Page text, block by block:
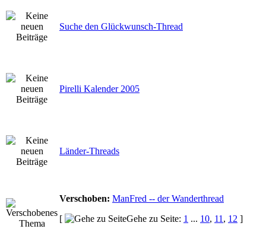
Suche den Glückwunsch-Thread
Pirelli Kalender 2005
Länder-Threads
Verschoben: ManFred -- der Wanderthread
[
Gehe zu Seite: 1 ... 10, 11 , 12 ]